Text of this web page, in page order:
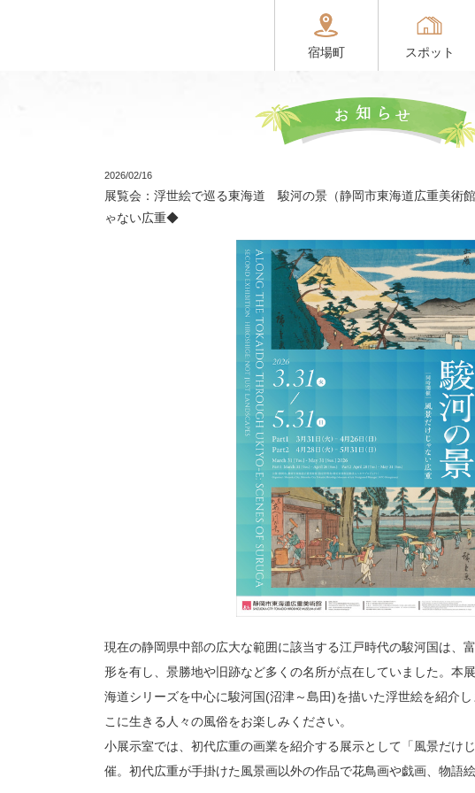
宿場町 スポット
2026/02/16
展覧会：浮世絵で巡る東海道 駿河の景（静岡市東海道広重美術
ゃない広重◆
現在の静岡県中部の広大な範囲に該当する江戸時代の駿河国は、
形を有し、景勝地や旧跡など多くの名所が点在していました。本
海道シリーズを中心に駿河国(沼津～島田)を描いた浮世絵を紹介
こに生きる人々の風俗をお楽しみください。
小展示室では、初代広重の画業を紹介する展示として「風景だけ
催。初代広重が手掛けた風景画以外の作品で花鳥画や戯画、物語絵